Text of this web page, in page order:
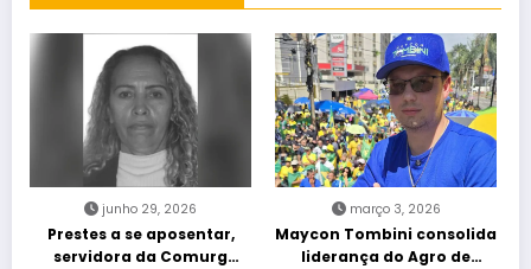
junho 29, 2026
Prestes a se aposentar,
servidora da Comurg
março 3, 2026
Maycon Tombini consolida
liderança do Agro de